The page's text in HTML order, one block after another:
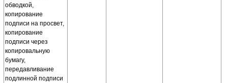
обводкой,
копирование
подписи на просвет,
копирование
подписи через
копировальную
бумагу,
передавливание
подлинной подписи